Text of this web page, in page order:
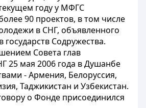
году у МФГС
90 проектов, в том числе
в СНГ, объявленного
Содружества.
Совета глав
25 мая 2006 года в Душанбе
- Армения, Белоруссия,
Таджикистан и Узбекистан.
о Фонде присоединился